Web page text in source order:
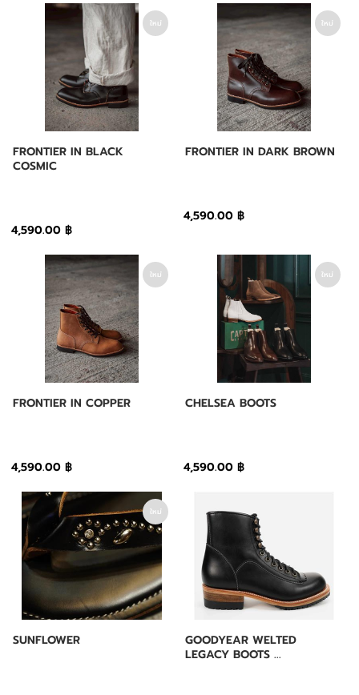
ใหม่
FRONTIER IN BLACK
COSMIC
4,590.00 ฿
ใหม่
FRONTIER IN DARK BROWN
4,590.00 ฿
ใหม่
FRONTIER IN COPPER
4,590.00 ฿
ใหม่
CHELSEA BOOTS
4,590.00 ฿
ใหม่
SUNFLOWER
GOODYEAR WELTED
LEGACY BOOTS ...